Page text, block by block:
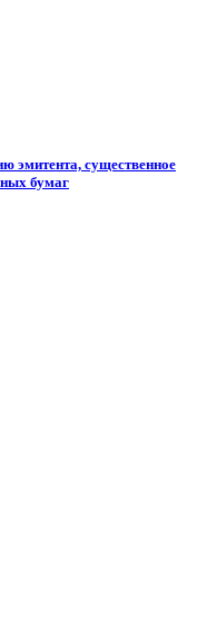
эмитента, существенное
бумаг